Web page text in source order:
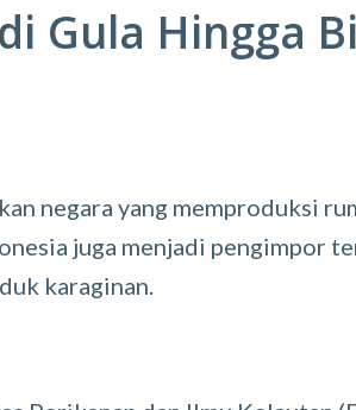
Gula Hingga
negara yang memproduksi
juga menjadi pengimpor
karaginan.